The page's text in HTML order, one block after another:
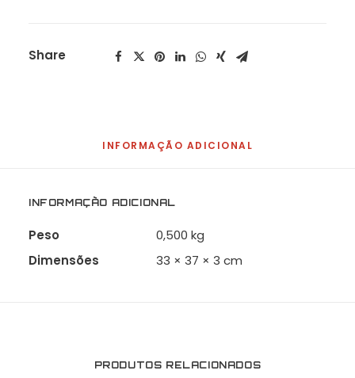
Share
INFORMAÇÃO ADICIONAL
INFORMAÇÃO ADICIONAL
Peso
0,500 kg
Dimensões
33 × 37 × 3 cm
PRODUTOS RELACIONADOS